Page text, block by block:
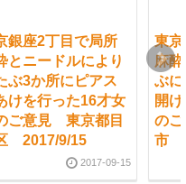
銀座2丁目で局所
とニードルにより
ぶ3か所にピアス
けを行った16才女
ご意見 東京都目
2017/9/15
2017-09-15
東
麻
ぶ
開
の
市